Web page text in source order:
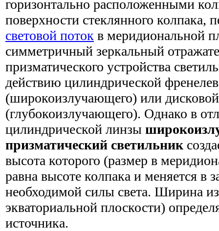
горизонтально расположенными
поверхности стеклянного колпака,
световой поток в меридиональной
симметричный зеркальный
призматического устройства
действию цилиндрической
(широкоизлучающего) или дисковой
(глубокоизлучающего). Однако в
цилиндрической линзы
призматический светильник
высота которого (размер в
равна высоте колпака и меняется в
необходимой силы света. Ширина
экваториальной плоскости)
источника.